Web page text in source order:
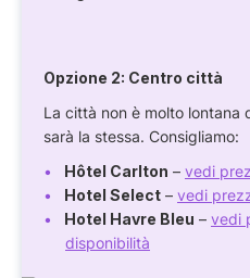
Opzione 2: Centro città
La città non è molto lontana
sarà la stessa. Consigliamo:
Hôtel Carlton – vedi
Hotel Select – vedi
Hotel Havre Bleu – vedi
disponibilità